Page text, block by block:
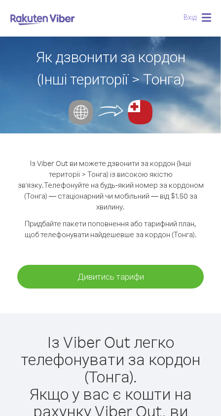
Вхід
Як дзвонити за кордон
(Інші території > Тонга)
Із Viber Out ви можете дзвонити за кордон (Інші
території > Тонга) із високою якістю
зв'язку.Телефонуйте на будь-який номер за кордоном
(Тонга) — стаціонарний чи мобільний — від $1.50 за
хвилину.
Придбайте пакети поповнення або тарифний план,
щоб телефонувати найдешевше за кордон (Тонга).
Дивитись тарифи
Із Viber Out легко
телефонувати за кордон
(Тонга).
Якщо у вас є кошти на
рахунку Viber Out, ви